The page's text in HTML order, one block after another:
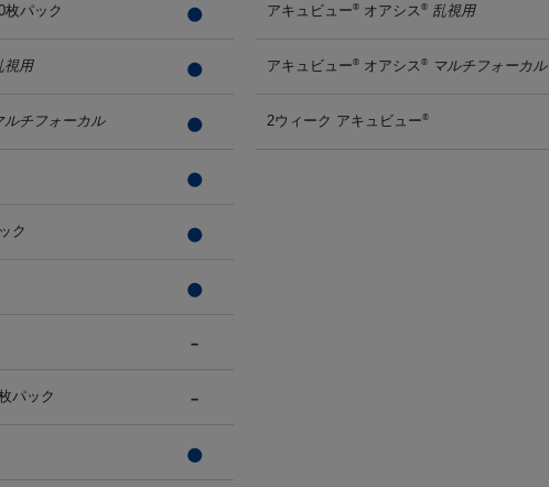
枚パック
視用
ルチフォーカル
ク
パック
アキュビュー® オアシス ® 乱視用
アキュビュー® オアシス ® マルチフォーカル
2ウィーク アキュビュー®